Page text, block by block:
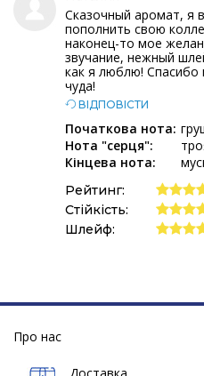
Сказочный аромат, я
пополнить свою
наконец-то мое
звучание, нежный
как я люблю! Спасибо
чуда!
ВІДПОВІСТИ
Початкова нота:
Нота "серця":
Кінцева нота:
Рейтинг:
Стійкість:
Шлейф:
Про нас